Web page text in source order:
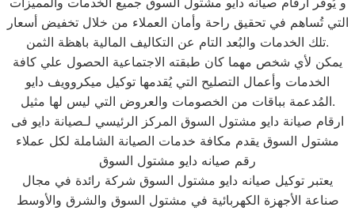
التي تُساهم في تحقيق راحة وأمان العملاء من خلال تخفيض أسعار
تلك الخدمات والبُعد التام عن التكاليف المالية باهظة الثمن.
يمكن لأي شخص مهما كان طبقته الاجتماعية الحصول علي كافة
الخدمات وأعمال التصليح التي يُقدمها توكيل ميكروويف دايو
المُدعمة بباقات من الخصومات والعروض التي ليس لها مثيل.
ارقام صيانة دايو مشتول السوق المركز الرئيسي لـصيانة دايو فى
مشتول السوق يقدم مكافة خدمات الصيانة الشاملة لكل عملاء
رقم صيانه دايو مشتول السوق
يعتبر توكيل صيانه دايو مشتول السوق شركة رائدة في مجال
صناعة الأجهزة الكهربائية في مشتول السوق والشرق والأوسط